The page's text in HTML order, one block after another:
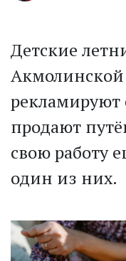
Детские
Акмолинской
рекламируют
продают
свою работу
один из них.